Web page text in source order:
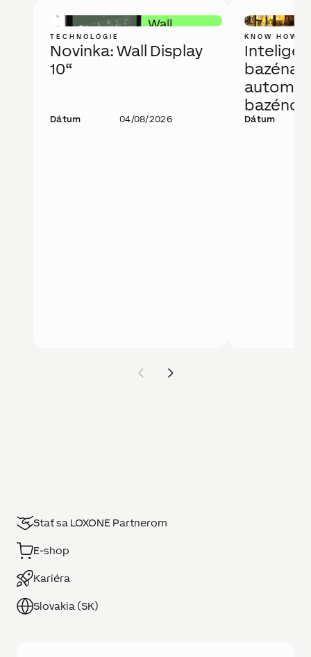
TECHNOLÓGIE
Novinka: Wall Display
10“
Dátum 04/08/2026
KNOW HOW
bazéna a
Dátum
Stať sa LOXONE Partnerom
E-shop
Kariéra
Slovakia (SK)